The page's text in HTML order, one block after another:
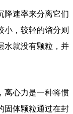
降速率来分离它们
小，较轻的馏分则
水就没有颗粒，并
离心力是一种将惯
固体颗粒通过在封